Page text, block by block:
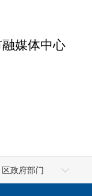
媒体中心
区政府部门